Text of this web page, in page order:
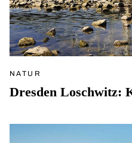
NATUR
Dresden Loschwitz: